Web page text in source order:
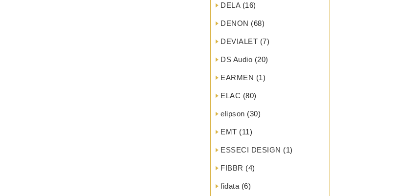
DELA(16)
DENON (68)
DEVIALET (7)
DS Audio (20)
EARMEN (1)
ELAC (80)
elipson (30)
EMT (11)
ESSECI DESIGN (1)
FIBBR (4)
fidata (6)